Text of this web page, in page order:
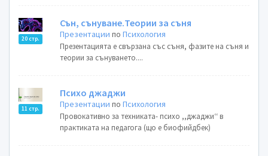
20 стр.
Сън, сънуване.Теории за съня
Презентации поПсихология
Презентацията е свързана със съня, фазите на съня и
теории за сънуването....
11 стр.
Психо джаджи
Презентации поПсихология
Провокативно за техниката- психо ,,джаджи‘‘ в
практиката на педагога (що е биофийдбек)